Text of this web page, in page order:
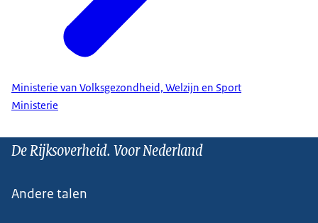
Ministerie van Volksgezondheid, Welzijn en Sport
Ministerie
De Rijksoverheid. Voor Nederland
Andere talen